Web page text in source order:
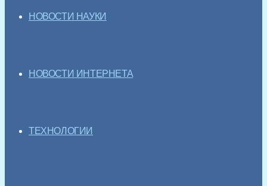
НОВОСТИ НАУКИ
НОВОСТИ ИНТЕРНЕТА
ТЕХНОЛОГИИ